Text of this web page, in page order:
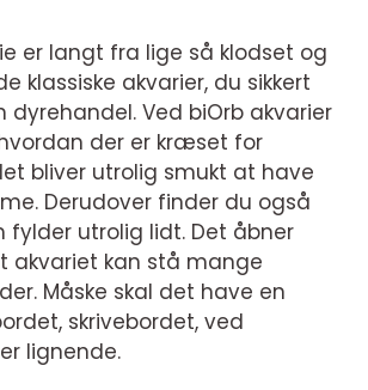
er langt fra lige så klodset og
klassiske akvarier, du sikkert
dyrehandel. Ved biOrb akvarier
der er kræset for
bliver utrolig smukt at have
Derudover finder du også
fylder utrolig lidt. Det åbner
akvariet kan stå mange
Måske skal det have en
skrivebordet, ved
lignende.